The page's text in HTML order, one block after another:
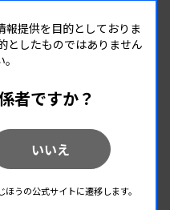
討が進んでいきます。
一蓮托生の構造ですの
ても、どの項目を重要
与党国会議員の役割は
臣、副大臣、大臣政務
一部例外を除き与党国
す。
（日）
告会
報提供を目的としておりま
としたものではありません
者ですか？
いいえ
うの公式サイトに遷移します。